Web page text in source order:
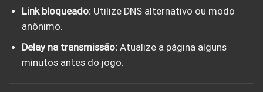
Link bloqueado: Utilize DNS alternativo ou modo
anônimo.
Delay na transmissão: Atualize a página alguns
minutos antes do jogo.